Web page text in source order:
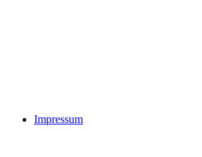
Impressum